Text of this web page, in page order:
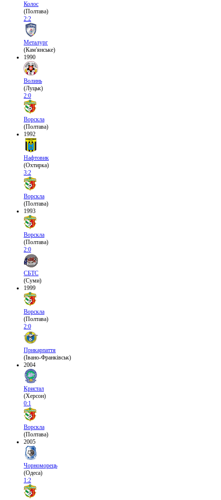
Колос
(Полтава)
2:2
Металург
(Кам'янське)
1990
Волинь
(Луцьк)
2:0
Ворскла
(Полтава)
1992
Нафтовик
(Охтирка)
3:2
Ворскла
(Полтава)
1993
Ворскла
(Полтава)
2:0
СБТС
(Суми)
1999
Ворскла
(Полтава)
2:0
Прикарпаття
(Івано-Франківськ)
2004
Кристал
(Херсон)
0:1
Ворскла
(Полтава)
2005
Чорноморець
(Одеса)
1:2